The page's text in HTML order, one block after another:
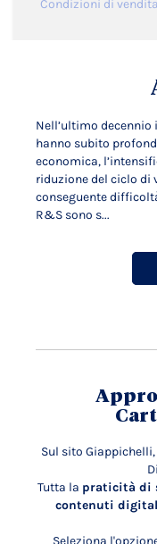
Condizioni di vendita
Nell’ultimo
hanno subito
economica,
riduzione del ciclo di
conseguente
R&S sono s...
Sul sito
Tutta la praticità di
contenuti
Seleziona